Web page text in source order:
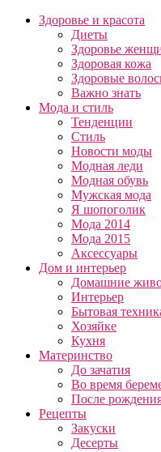
Здоровье и красота
Диеты
Здоровье
Здоровая кожа
Здоровые
Важно знать
Мода и стиль
Тенденции
Стиль
Новости моды
Модная леди
Модная обувь
Мужская мода
Я шопоголик
Мода 2014
Мода 2015
Аксессуары
Дом и интерьер
Домашние
Интерьер
Бытовая
Хозяйке
Кухня
Материнство
До зачатия
Во время
После
Рецепты
Закуски
Десерты